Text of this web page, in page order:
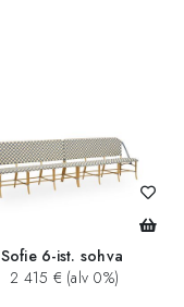
Sofie 6-ist. sohva
2 415 € (alv 0%)